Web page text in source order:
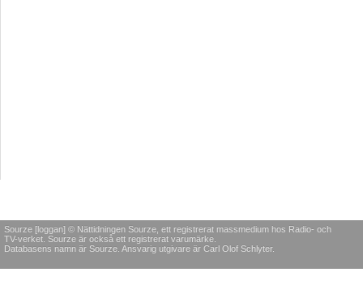
Sourze [loggan] © Nättidningen Sourze, ett registrerat massmedium hos Radio- och
TV-verket. Sourze är också ett registrerat varumärke.
Databasens namn är Sourze. Ansvarig utgivare är Carl Olof Schlyter.